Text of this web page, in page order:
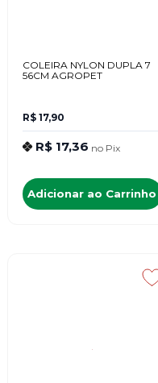
COLEIRA NYLON DUPLA 7
56CM AGROPET
R$ 17,90
R$ 17,36 no Pix
Adicionar ao Carrinho